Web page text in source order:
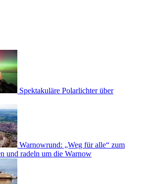
Spektakuläre Polarlichter über
Warnowrund: „Weg für alle“ zum
und radeln um die Warnow